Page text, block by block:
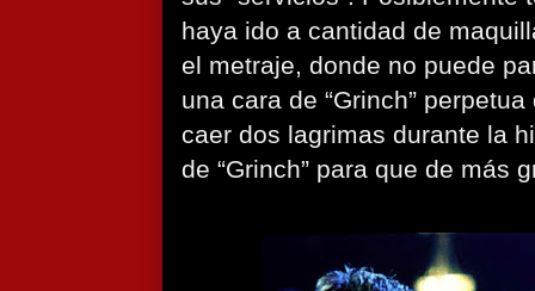
haya ido a cantidad de
el metraje, donde no puede
una cara de “Grinch”
caer dos lagrimas durante la
de “Grinch” para que de más